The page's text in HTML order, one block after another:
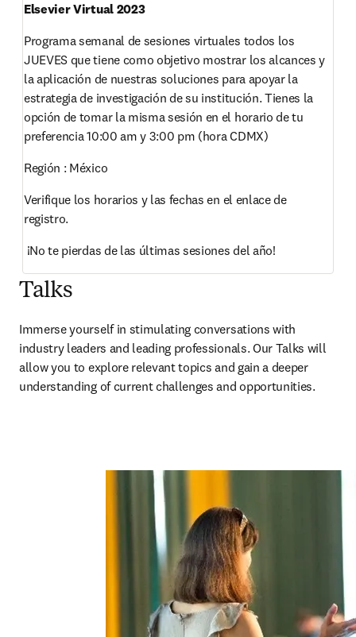
Elsevier Virtual 2023
Programa semanal de sesiones virtuales todos los
JUEVES que tiene como objetivo mostrar los alcances y
la aplicación de nuestras soluciones para apoyar la
estrategia de investigación de su institución. Tienes la
opción de tomar la misma sesión en el horario de tu
preferencia 10:00 am y 3:00 pm (hora CDMX)
Región : México
Verifique los horarios y las fechas en el enlace de
registro.
¡No te pierdas de las últimas sesiones del año!
Talks
Immerse yourself in stimulating conversations with
industry leaders and leading professionals. Our Talks will
allow you to explore relevant topics and gain a deeper
understanding of current challenges and opportunities.